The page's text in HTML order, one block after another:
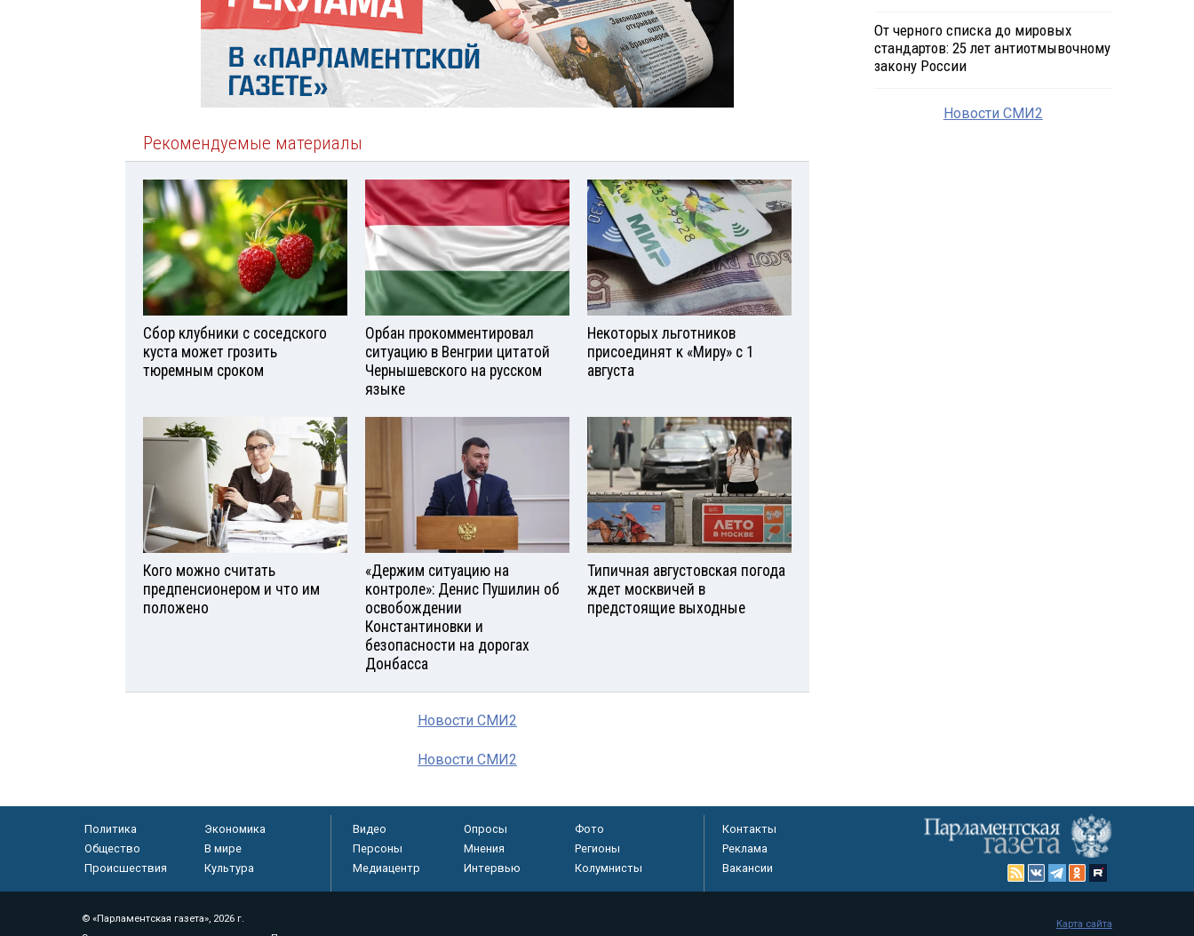
Рекомендуемые материалы
Сбор клубники с соседского
куста может грозить
тюремным сроком
Орбан прокомментировал
ситуацию в Венгрии цитатой
Чернышевского на русском
языке
Некоторых льготников
присоединят к «Миру» с 1
августа
Кого можно считать
предпенсионером и что им
положено
«Держим ситуацию на
контроле»: Денис Пушилин об
освобождении
Константиновки и
безопасности на дорогах
Донбасса
Типичная августовская погода
ждет москвичей в
предстоящие выходные
Новости СМИ2
Новости СМИ2
От черного списка до мировых
стандартов: 25 лет антиотмывочному
закону России
Новости СМИ2
Политика
Экономика
Общество
В мире
Происшествия
Культура
Видео Опросы
Фото
Персоны
Мнения
Регионы
Медиацентр
Интервью Колумнисты
Контакты
Реклама
Вакансии
© «Парламентская газета», 2026 г.
Карта сайта